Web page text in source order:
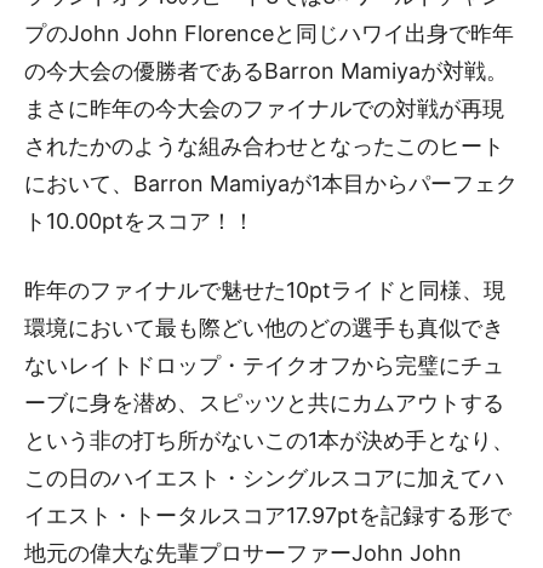
プのJohn John Florenceと同じハワイ出身で昨年
の今大会の優勝者であるBarron Mamiyaが対戦。
まさに昨年の今大会のファイナルでの対戦が再現
されたかのような組み合わせとなったこのヒート
において、Barron Mamiyaが1本目からパーフェク
ト10.00ptをスコア！！
昨年のファイナルで魅せた10ptライドと同様、現
環境において最も際どい他のどの選手も真似でき
ないレイトドロップ・テイクオフから完璧にチュ
ーブに身を潜め、スピッツと共にカムアウトする
という非の打ち所がないこの1本が決め手となり、
この日のハイエスト・シングルスコアに加えてハ
イエスト・トータルスコア17.97ptを記録する形で
地元の偉大な先輩プロサーファーJohn John